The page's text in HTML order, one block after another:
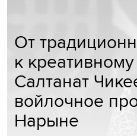
От
к
Салтанат
войлочное
Нарыне